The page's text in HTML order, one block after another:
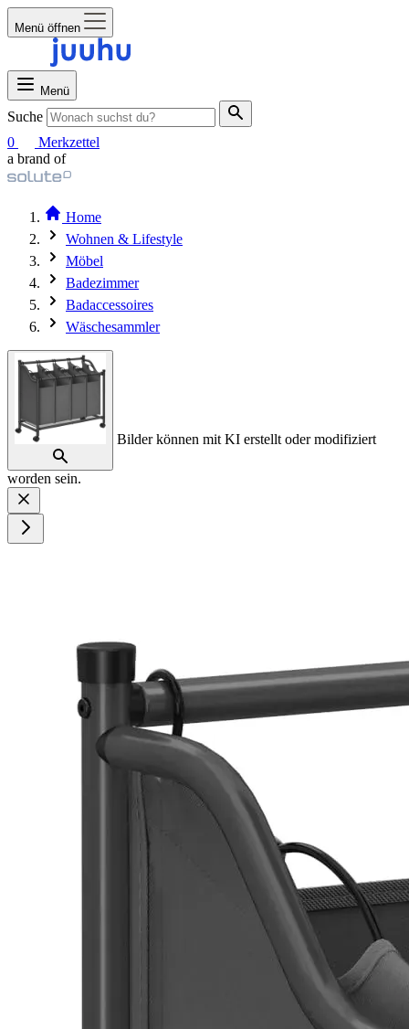
Menü öffnen
Menü
Suche
0
Merkzettel
a brand of
Home
Wohnen & Lifestyle
Möbel
Badezimmer
Badaccessoires
Wäschesammler
Bilder können mit KI erstellt oder modifiziert
worden sein.